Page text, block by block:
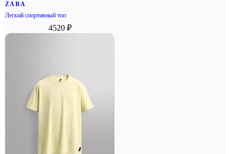
ZARA
Легкий спортивный топ
4520 ₽